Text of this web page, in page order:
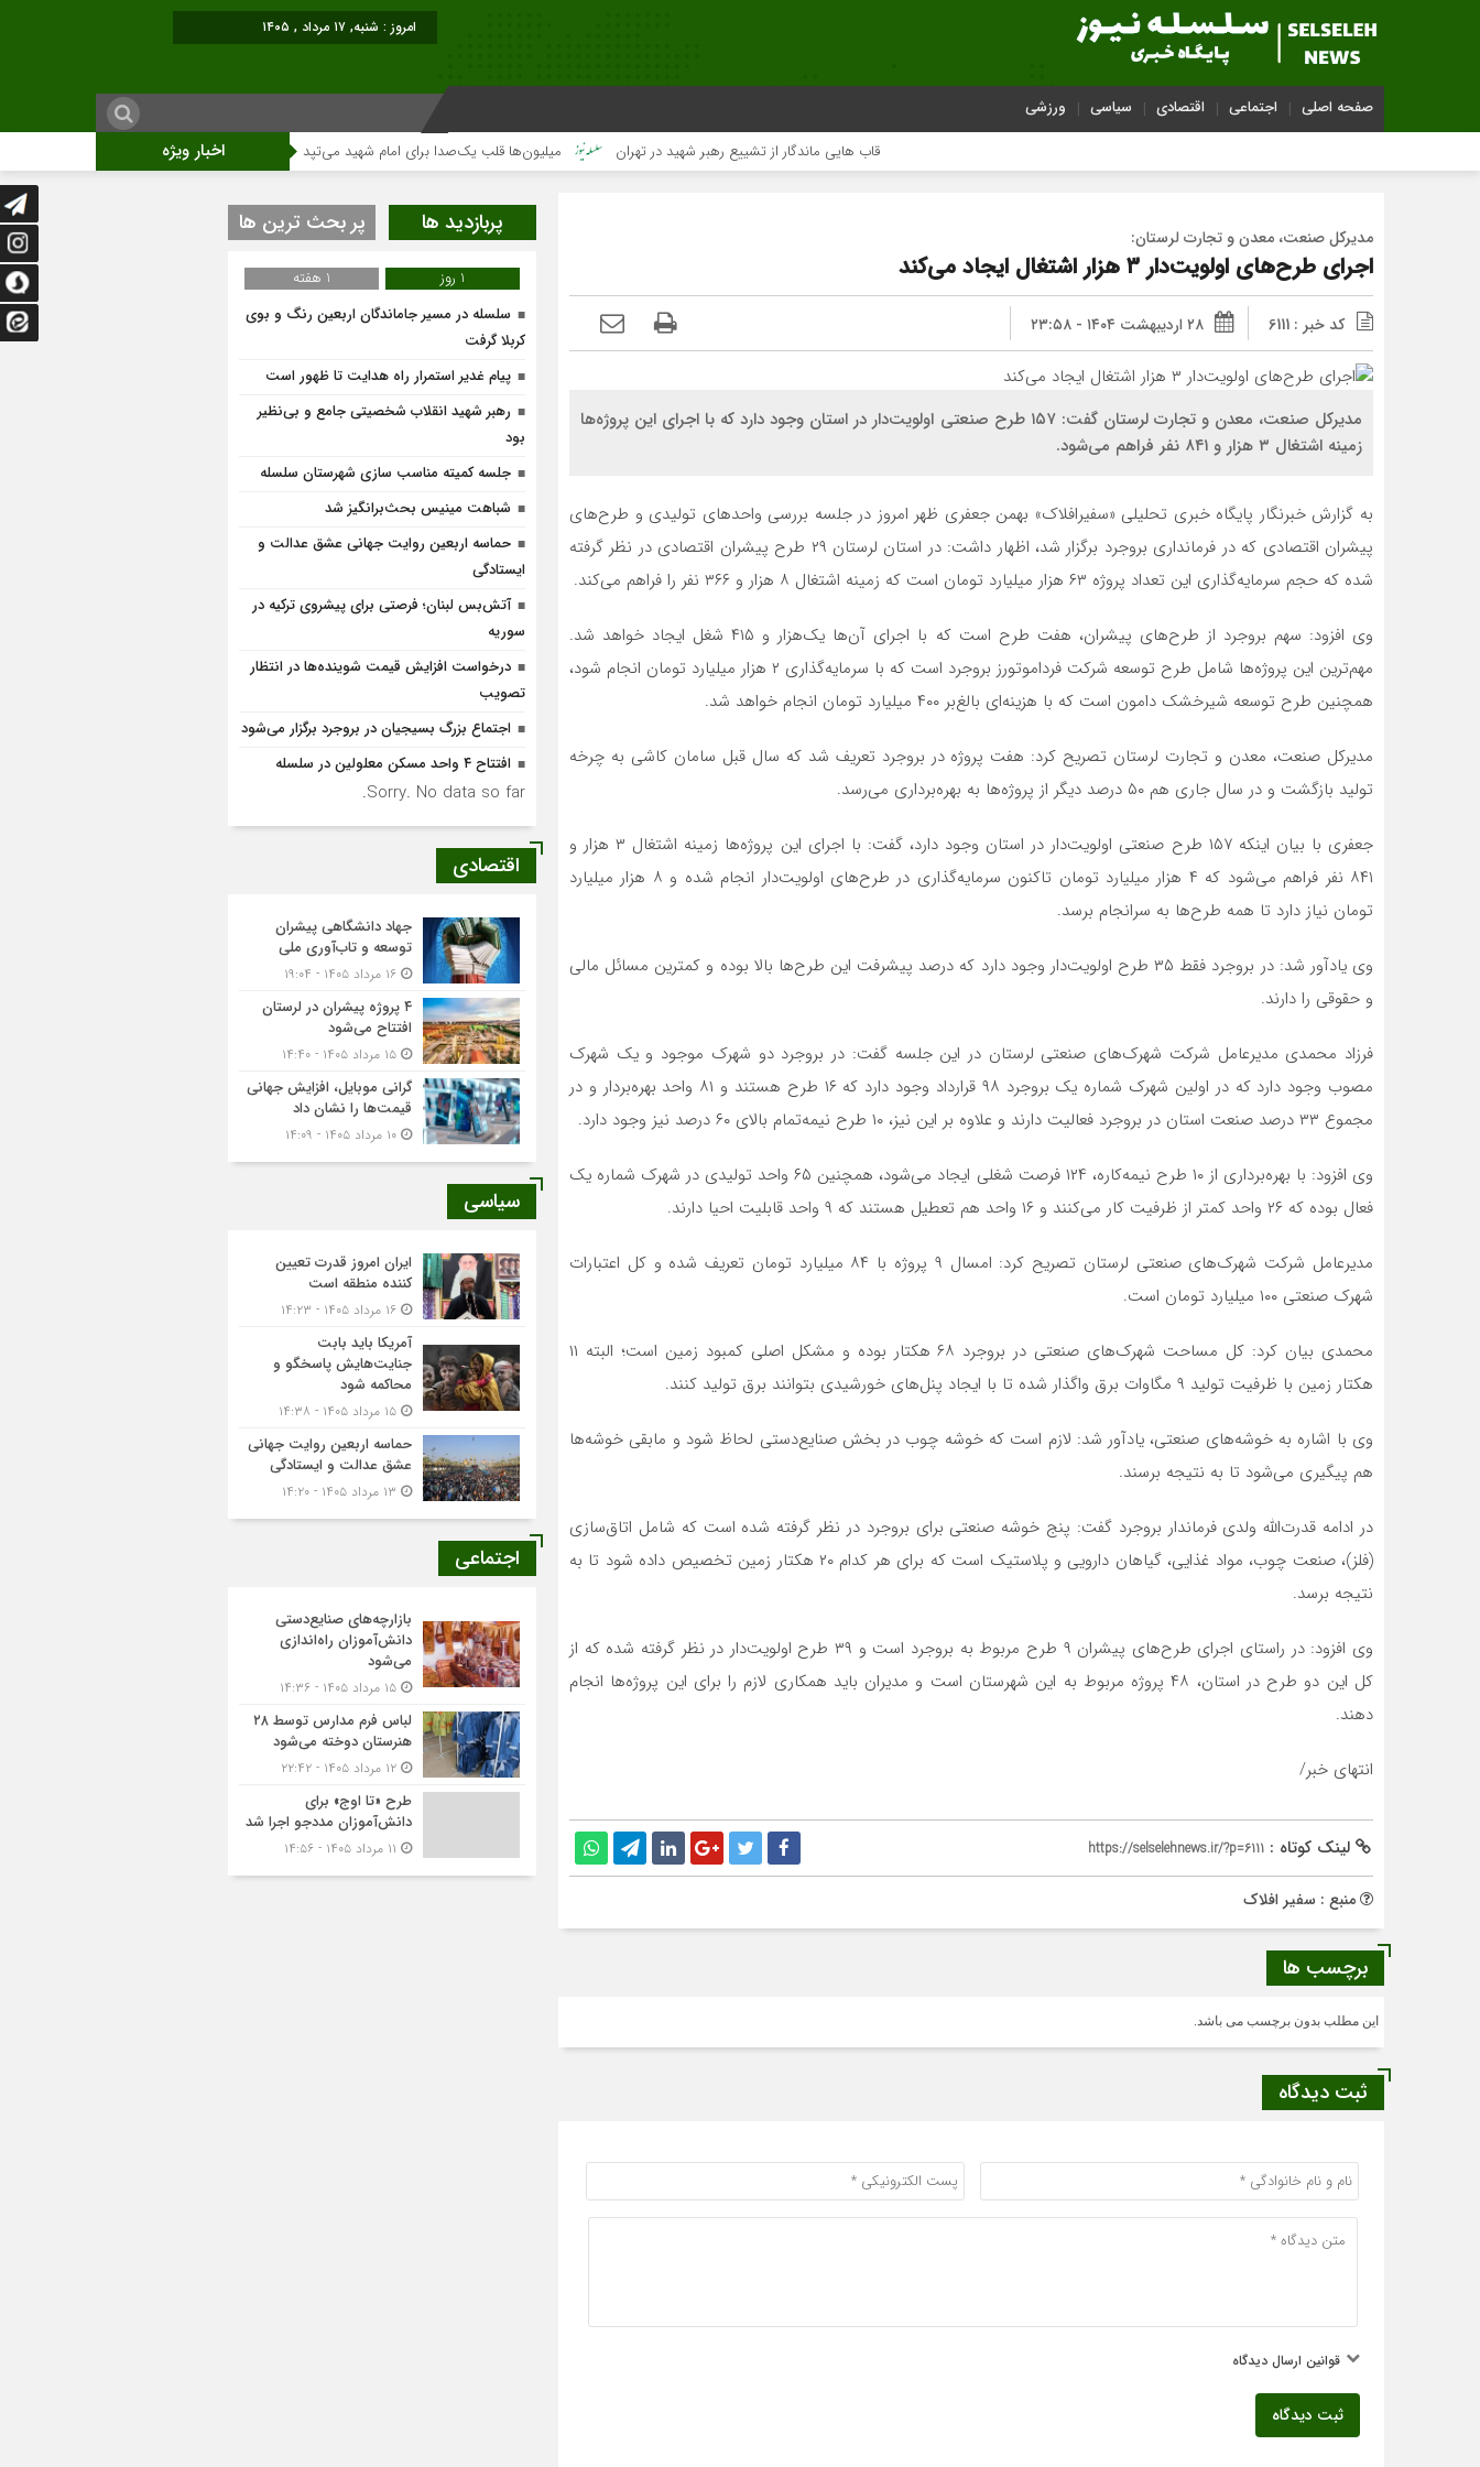
امروز : شنبه, ۱۷ مرداد , ۱۴۰۵
صفحه اصلی اجتماعی اقتصادی سیاسی ورزشی
اخبار ویژه قاب هایی ماندگار از تشییع رهبر شهید در تهران میلیون‌ها قلب یک‌صدا برای امام شهید می‌تپد نمایشگاه آثار هنری ویژه ارتحال امام (ره)برگزار میگردد.
مدیرکل صنعت، معدن و تجارت لرستان:
اجرای طرح‌های اولویت‌دار ۳ هزار اشتغال ایجاد می‌کند
کد خبر : 6111 ۲۸ اردیبهشت ۱۴۰۴ - ۲۳:۵۸
مدیرکل صنعت، معدن و تجارت لرستان گفت: ۱۵۷ طرح صنعتی اولویت‌دار در استان وجود دارد که با اجرای این پروژه‌ها
زمینه اشتغال ۳ هزار و ۸۴۱ نفر فراهم می‌شود.
به گزارش خبرنگار پایگاه خبری تحلیلی «سفیرافلاک» بهمن جعفری ظهر امروز در جلسه بررسی واحدهای تولیدی و طرح‌های
پیشران اقتصادی که در فرمانداری بروجرد برگزار شد، اظهار داشت: در استان لرستان ۲۹ طرح پیشران اقتصادی در نظر گرفته
شده که حجم سرمایه‌گذاری این تعداد پروژه ۶۳ هزار میلیارد تومان است که زمینه اشتغال ۸ هزار و ۳۶۶ نفر را فراهم می‌کند.
وی افزود: سهم بروجرد از طرح‌های پیشران، هفت طرح است که با اجرای آن‌ها یک‌هزار و ۴۱۵ شغل ایجاد خواهد شد.
مهم‌ترین این پروژه‌ها شامل طرح توسعه شرکت فرداموتورز بروجرد است که با سرمایه‌گذاری ۲ هزار میلیارد تومان انجام‌ شود،
همچنین طرح توسعه شیرخشک دامون است که با هزینه‌ای بالغ‌بر ۴۰۰ میلیارد تومان انجام‌ خواهد شد.
مدیرکل صنعت، معدن و تجارت لرستان تصریح کرد: هفت پروژه در بروجرد تعریف شد که سال قبل سامان کاشی به چرخه
تولید بازگشت و در سال جاری هم ۵۰ درصد دیگر از پروژه‌ها به بهره‌برداری می‌رسد.
جعفری با بیان اینکه ۱۵۷ طرح صنعتی اولویت‌دار در استان وجود دارد، گفت: با اجرای این پروژه‌ها زمینه اشتغال ۳ هزار و
۸۴۱ نفر فراهم می‌شود که ۴ هزار میلیارد تومان تاکنون سرمایه‌گذاری در طرح‌‌های اولویت‌دار انجام شده و ۸ هزار میلیارد
تومان نیاز دارد تا همه طرح‌ها به سرانجام برسد.
وی یادآور شد: در بروجرد فقط ۳۵ طرح اولویت‌دار وجود دارد که درصد پیشرفت این طرح‌ها بالا بوده و کمترین مسائل مالی
و حقوقی را دارند.
فرزاد محمدی مدیرعامل شرکت شهرک‌های صنعتی لرستان در این جلسه گفت: در بروجرد دو شهرک موجود و یک شهرک
مصوب وجود دارد که در اولین شهرک شماره یک بروجرد ۹۸ قرارداد وجود دارد که ۱۶ طرح هستند و ۸۱ واحد بهره‌بردار و در
مجموع ۳۳ درصد صنعت استان در بروجرد فعالیت دارند و علاوه بر این نیز، ۱۰ طرح‌ نیمه‌تمام بالای ۶۰ درصد نیز وجود دارد.
وی افزود: با بهره‌برداری از ۱۰ طرح نیمه‌کاره، ۱۲۴ فرصت شغلی ایجاد می‌شود، همچنین ۶۵ واحد تولیدی در شهرک شماره یک
فعال بوده که ۲۶ واحد کمتر از ظرفیت کار می‌کنند و ۱۶ واحد هم تعطیل هستند که ۹ واحد قابلیت احیا دارند.
مدیرعامل شرکت شهرک‌های صنعتی لرستان تصریح کرد: امسال ۹ پروژه با ۸۴ میلیارد تومان تعریف شده و کل اعتبارات
شهرک صنعتی ۱۰۰ میلیارد تومان است.
محمدی بیان کرد: کل مساحت شهرک‌های صنعتی در بروجرد ۶۸ هکتار بوده و مشکل اصلی کمبود زمین است؛ البته ۱۱
هکتار زمین با ظرفیت تولید ۹ مگاوات برق واگذار شده تا با ایجاد پنل‌های خورشیدی بتوانند برق تولید کنند.
وی با اشاره به خوشه‌های صنعتی، یادآور شد: لازم است که خوشه چوب در بخش صنایع‌دستی لحاظ شود و مابقی خوشه‌ها
هم پیگیری می‌شود تا به نتیجه برسند.
در ادامه قدرت‌الله ولدی فرماندار بروجرد گفت: پنج خوشه صنعتی برای بروجرد در نظر گرفته شده است که شامل اتاق‌سازی
(فلز)، صنعت چوب، مواد غذایی، گیاهان دارویی و پلاستیک است که برای هر کدام ۲۰ هکتار زمین تخصیص داده شود تا به
نتیجه برسد.
وی افزود: در راستای اجرای طرح‌های پیشران ۹ طرح مربوط به بروجرد است و ۳۹ طرح اولویت‌دار در نظر گرفته شده که از
کل این دو طرح در استان، ۴۸ پروژه مربوط به این شهرستان است و مدیران باید همکاری لازم را برای این پروژه‌ها انجام
دهند.
انتهای خبر/
لینک کوتاه : https://selselehnews.ir/?p=6111
منبع : سفیر افلاک
برچسب ها
این مطلب بدون برچسب می باشد.
ثبت دیدگاه
قوانین ارسال دیدگاه
ثبت دیدگاه
پربازدید ها پر بحث ترین ها
1 روز
1 هفته
سلسله در مسیر جاماندگان اربعین رنگ و بوی
کربلا گرفت
پیام غدیر استمرار راه هدایت تا ظهور است
رهبر شهید انقلاب شخصیتی جامع و بی‌نظیر
بود
جلسه کمیته مناسب سازی شهرستان سلسله
شباهت مینیس بحث‌برانگیز شد
حماسه اربعین روایت جهانی عشق عدالت و
ایستادگی
آتش‌بس لبنان؛ فرصتی برای پیشروی ترکیه در
سوریه
درخواست افزایش قیمت شوینده‌ها در انتظار
تصویب
اجتماع بزرگ بسیجیان در بروجرد برگزار می‌شود
افتتاح ۴ واحد مسکن معلولین در سلسله
Sorry. No data so far.
اقتصادی
جهاد دانشگاهی پیشران
توسعه و تاب‌آوری ملی
۴ پروژه پیشران در لرستان
افتتاح می‌شود
گرانی موبایل، افزایش جهانی
قیمت‌ها را نشان داد
سیاسی
ایران امروز قدرت تعیین
کننده منطقه است
آمریکا باید بابت
جنایت‌هایش پاسخگو و
محاکمه شود
حماسه اربعین روایت جهانی
عشق عدالت و ایستادگی
اجتماعی
بازارچه‌های صنایع‌دستی
دانش‌آموزان راه‌اندازی
می‌شود
لباس فرم مدارس توسط ۲۸
هنرستان‌ دوخته می‌شود
طرح «تا اوج» برای
دانش‌آموزان مددجو اجرا شد